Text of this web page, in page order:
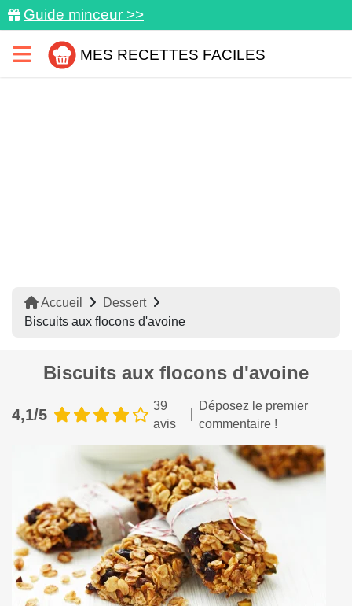
Guide minceur >>
MES RECETTES FACILES
Accueil
Dessert
Biscuits aux flocons d'avoine
Biscuits aux flocons d'avoine
4,1/5
39
avis
Déposez le premier
commentaire !